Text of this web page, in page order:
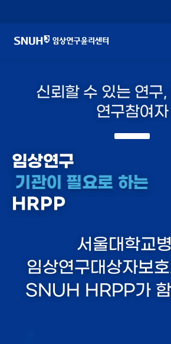
신뢰할 수 있는 연구,
연구참여자
임상연구
기관이 필요로 하는
HRPP
서울대학교
임상연구대상자보
SNUH HRPP가 함